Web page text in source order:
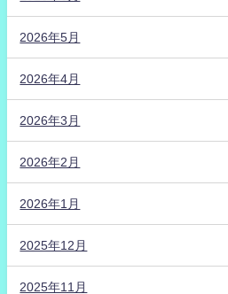
2026年5月
2026年4月
2026年3月
2026年2月
2026年1月
2025年12月
2025年11月